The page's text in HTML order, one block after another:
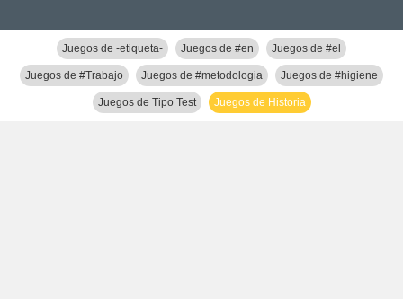
Juegos de -etiqueta- Juegos de #en Juegos de #el
Juegos de #Trabajo Juegos de #metodologia Juegos de #higiene
Juegos de Tipo Test Juegos de Historia